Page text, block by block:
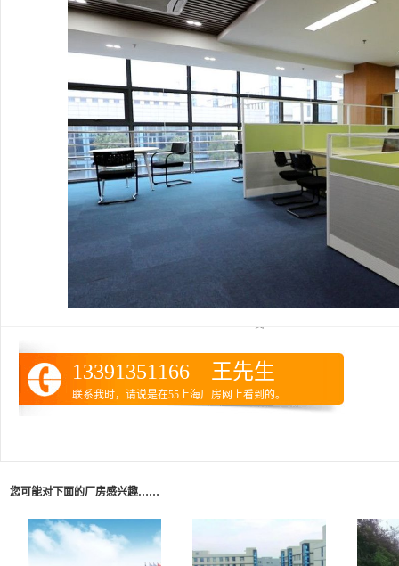
13391351166 王先生
联系我时，请说是在55上海厂房网上看到的。
您可能对下面的厂房感兴趣……